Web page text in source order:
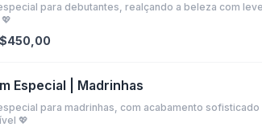
para debutantes, realçando a beleza com
Especial | Madrinhas
para madrinhas, com acabamento
💖